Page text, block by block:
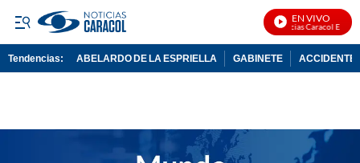
EN VIVO
Noticias Caracol En Vivo
Tendencias: ABELARDO DE LA ESPRIELLA GABINETE ACCIDENTE